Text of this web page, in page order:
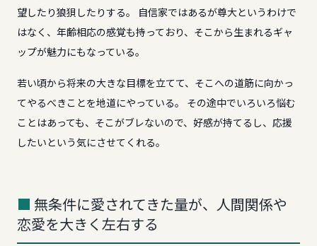
望したり狼狽したりする。 自信家ではあるが尊大というわけで
はなく、年齢相応の感覚も持っており、そこから生まれるギャ
ップが魅力にもなっている。
若い頃から将来の大きな目標を立てて、そこへの道筋に向かっ
てやるべきことを地道にやっている。 その途中でいろいろ悩む
ことはあっても、そこがブレないので、好感が持てるし、応援
したいという気にさせてくれる。
無条件に愛されてきた量が、人間関係や
恋愛を大きく左右する